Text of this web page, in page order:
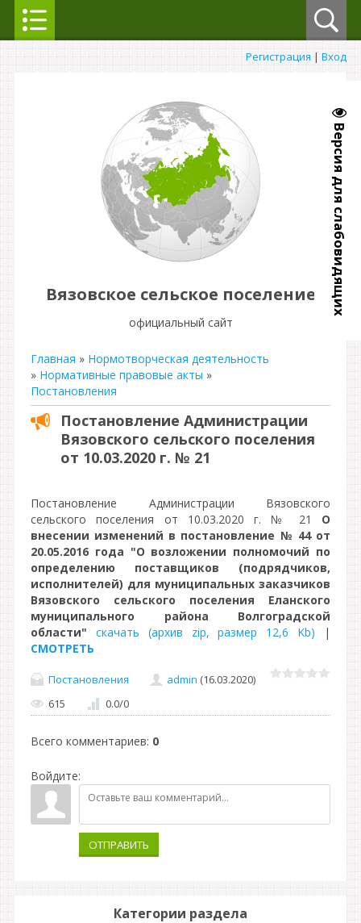
Версия для слабовидящих
Регистрация | Вход
Вязовское сельское поселение
официальный сайт
Главная » Нормотворческая деятельность
» Нормативные правовые акты »
Постановления
Постановление Администрации
Вязовского сельского поселения
от 10.03.2020 г. № 21
Постановление Администрации Вязовского
сельского поселения от 10.03.2020 г. № 21 О
внесении изменений в постановление № 44 от
20.05.2016 года "О возложении полномочий по
определению поставщиков (подрядчиков,
исполнителей) для муниципальных заказчиков
Вязовского сельского поселения Еланского
муниципального района Волгоградской
области"
скачать (архив zip, размер 12,6 Kb) |
СМОТРЕТЬ
Постановления admin (16.03.2020)
615
0.0/0
Всего комментариев: 0
Войдите:
ОТПРАВИТЬ
Категории раздела